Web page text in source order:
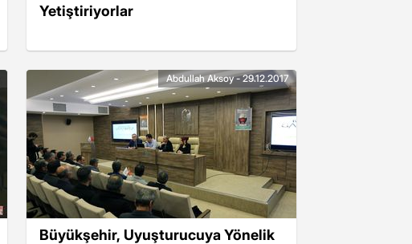
Yetiştiriyorlar
Büyükşehir, Uyuşturucuya Yönelik
Abdullah Aksoy - 29.12.2017